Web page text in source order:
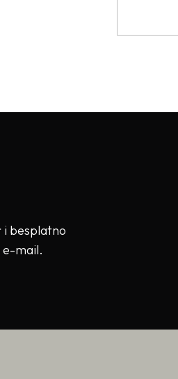
i besplatno
e-mail.